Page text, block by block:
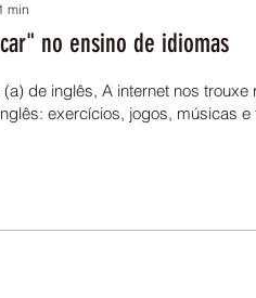
min
no ensino de idiomas
de inglês, A internet nos
exercícios, jogos, músicas e